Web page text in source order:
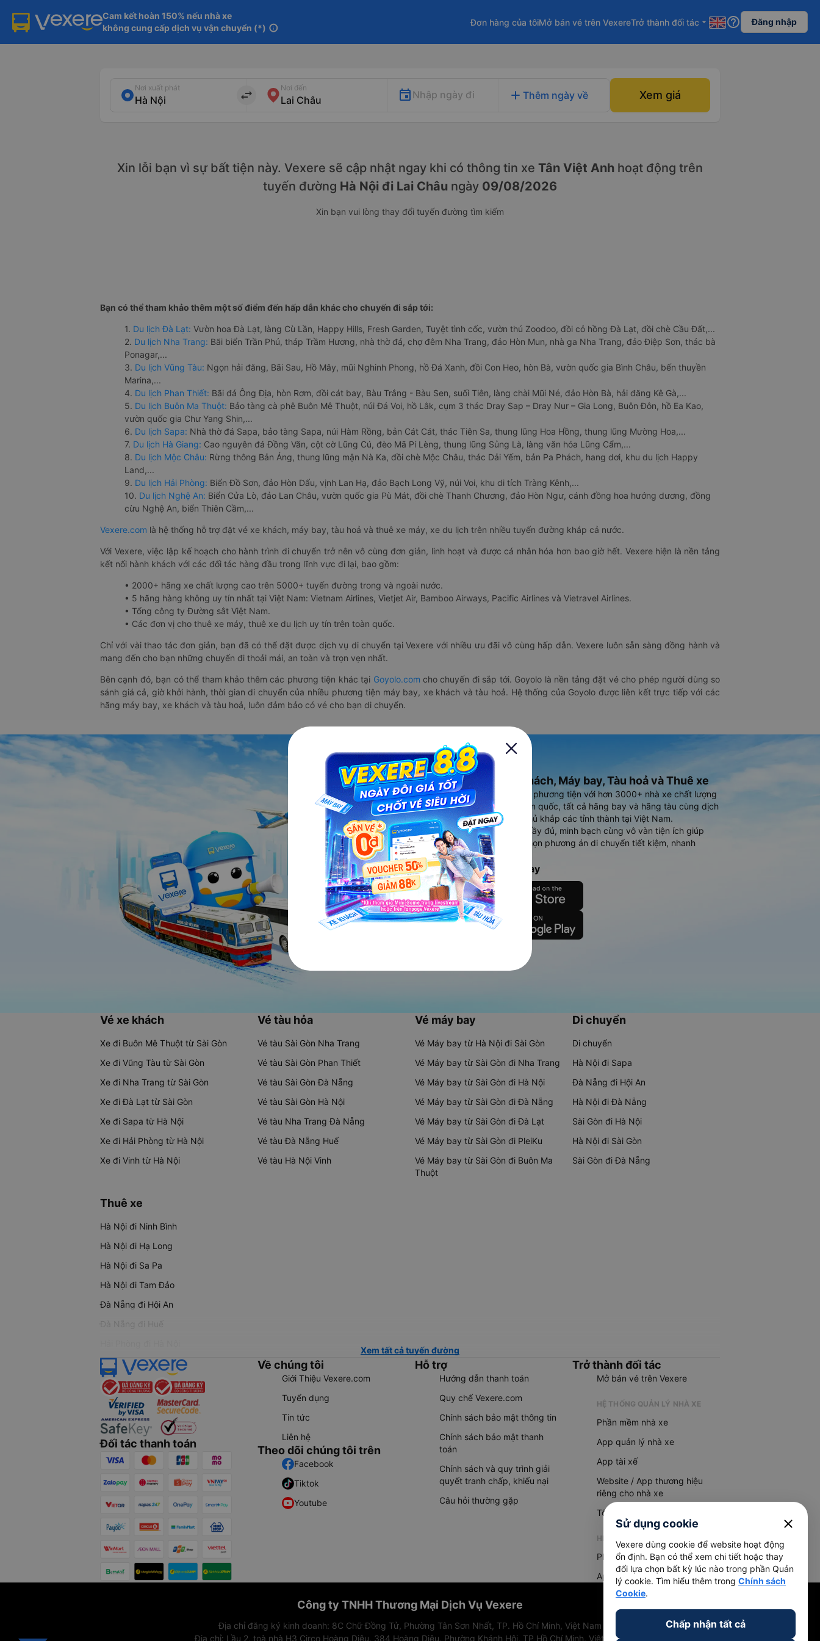
Cam kết hoàn 150% nếu nhà xe
không cung cấp dịch vụ vận chuyển (*) info
Đơn hàng của tôiMở bán vé trên VexereTrở thành đối tác arrow_drop_down help_outline Đăng nhập
Nơi xuất phát
import_export
Nơi đến
Nhập ngày đi add Thêm ngày về Xem giá
Xin lỗi bạn vì sự bất tiện này. Vexere sẽ cập nhật ngay khi có thông tin xe Tân Việt Anh hoạt động trên
tuyến đường Hà Nội đi Lai Châu ngày 09/08/2026
Xin bạn vui lòng thay đổi tuyến đường tìm kiếm
Bạn có thể tham khảo thêm một số điểm đến hấp dẫn khác cho chuyến đi sắp tới:
1. Du lịch Đà Lạt: Vườn hoa Đà Lạt, làng Cù Lần, Happy Hills, Fresh Garden, Tuyệt tình cốc, vườn thú Zoodoo, đồi cỏ hồng Đà Lạt, đồi chè Cầu Đất,...
2. Du lịch Nha Trang: Bãi biển Trần Phú, tháp Trầm Hương, nhà thờ đá, chợ đêm Nha Trang, đảo Hòn Mun, nhà ga Nha Trang, đảo Điệp Sơn, thác bà
Ponagar,...
3. Du lịch Vũng Tàu: Ngọn hải đăng, Bãi Sau, Hồ Mây, mũi Nghinh Phong, hồ Đá Xanh, đồi Con Heo, hòn Bà, vườn quốc gia Bình Châu, bến thuyền
Marina,...
4. Du lịch Phan Thiết: Bãi đá Ông Địa, hòn Rơm, đồi cát bay, Bàu Trắng - Bàu Sen, suối Tiên, làng chài Mũi Né, đảo Hòn Bà, hải đăng Kê Gà,...
5. Du lịch Buôn Ma Thuột: Bảo tàng cà phê Buôn Mê Thuột, núi Đá Voi, hồ Lắk, cụm 3 thác Dray Sap – Dray Nur – Gia Long, Buôn Đôn, hồ Ea Kao,
vườn quốc gia Chư Yang Shin,...
6. Du lịch Sapa: Nhà thờ đá Sapa, bảo tàng Sapa, núi Hàm Rồng, bản Cát Cát, thác Tiên Sa, thung lũng Hoa Hồng, thung lũng Mường Hoa,...
7. Du lịch Hà Giang: Cao nguyên đá Đồng Văn, cột cờ Lũng Cú, đèo Mã Pí Lèng, thung lũng Sủng Là, làng văn hóa Lũng Cẩm,...
8. Du lịch Mộc Châu: Rừng thông Bản Áng, thung lũng mận Nà Ka, đồi chè Mộc Châu, thác Dải Yếm, bản Pa Phách, hang dơi, khu du lịch Happy
Land,...
9. Du lịch Hải Phòng: Biển Đồ Sơn, đảo Hòn Dấu, vịnh Lan Hạ, đảo Bạch Long Vỹ, núi Voi, khu di tích Tràng Kênh,...
10. Du lịch Nghệ An: Biển Cửa Lò, đảo Lan Châu, vườn quốc gia Pù Mát, đồi chè Thanh Chương, đảo Hòn Ngư, cánh đồng hoa hướng dương, đồng
cừu Nghệ An, biển Thiên Cầm,...
Vexere.com là hệ thống hỗ trợ đặt vé xe khách, máy bay, tàu hoả và thuê xe máy, xe du lịch trên nhiều tuyến đường khắp cả nước.
Với Vexere, việc lập kế hoạch cho hành trình di chuyển trở nên vô cùng đơn giản, linh hoạt và được cá nhân hóa hơn bao giờ hết. Vexere hiện là nền tảng
kết nối hành khách với các đối tác hàng đầu trong lĩnh vực đi lại, bao gồm:
• 2000+ hãng xe chất lượng cao trên 5000+ tuyến đường trong và ngoài nước.
• 5 hãng hàng không uy tín nhất tại Việt Nam: Vietnam Airlines, Vietjet Air, Bamboo Airways, Pacific Airlines và Vietravel Airlines.
• Tổng công ty Đường sắt Việt Nam.
• Các đơn vị cho thuê xe máy, thuê xe du lịch uy tín trên toàn quốc.
Chỉ với vài thao tác đơn giản, bạn đã có thể đặt được dịch vụ di chuyển tại Vexere với nhiều ưu đãi vô cùng hấp dẫn. Vexere luôn sẵn sàng đồng hành và
mang đến cho bạn những chuyến đi thoải mái, an toàn và trọn vẹn nhất.
Bên cạnh đó, bạn có thể tham khảo thêm các phương tiện khác tại Goyolo.com cho chuyến đi sắp tới. Goyolo là nền tảng đặt vé cho phép người dùng so
sánh giá cả, giờ khởi hành, thời gian di chuyển của nhiều phương tiện máy bay, xe khách và tàu hoả. Hệ thống của Goyolo được liên kết trực tiếp với các
hãng máy bay, xe khách và tàu hoả, luôn đảm bảo có vé cho bạn di chuyển.
Ứng dụng đặt vé Xe khách, Máy bay, Tàu hoả và Thuê xe
Vexere - ứng dụng đặt vé đa phương tiện với hơn 3000+ nhà xe chất lượng
cao, 5000+ tuyến đường toàn quốc, tất cả hãng bay và hãng tàu cùng dịch
vụ thuê xe máy, xe du lịch phủ khắp các tỉnh thành tại Việt Nam.
Ứng dụng hiển thị thông tin đầy đủ, minh bạch cùng vô vàn tiện ích giúp
người dùng so sánh và lựa chọn phương án di chuyển tiết kiệm, nhanh
chóng và phù hợp nhất.
Tải ứng dụng Vexere ngay
Vé xe khách
Xe đi Buôn Mê Thuột từ Sài Gòn
Xe đi Vũng Tàu từ Sài Gòn
Xe đi Nha Trang từ Sài Gòn
Xe đi Đà Lạt từ Sài Gòn
Xe đi Sapa từ Hà Nội
Xe đi Hải Phòng từ Hà Nội
Xe đi Vinh từ Hà Nội
Vé tàu hỏa
Vé tàu Sài Gòn Nha Trang
Vé tàu Sài Gòn Phan Thiết
Vé tàu Sài Gòn Đà Nẵng
Vé tàu Sài Gòn Hà Nội
Vé tàu Nha Trang Đà Nẵng
Vé tàu Đà Nẵng Huế
Vé tàu Hà Nội Vinh
Vé máy bay
Vé Máy bay từ Hà Nội đi Sài Gòn
Vé Máy bay từ Sài Gòn đi Nha Trang
Vé Máy bay từ Sài Gòn đi Hà Nội
Vé Máy bay từ Sài Gòn đi Đà Nẵng
Vé Máy bay từ Sài Gòn đi Đà Lạt
Vé Máy bay từ Sài Gòn đi PleiKu
Vé Máy bay từ Sài Gòn đi Buôn Ma
Thuột
Di chuyển
Di chuyển
Hà Nội đi Sapa
Đà Nẵng đi Hội An
Hà Nội đi Đà Nẵng
Sài Gòn đi Hà Nội
Hà Nội đi Sài Gòn
Sài Gòn đi Đà Nẵng
Thuê xe
Hà Nội đi Ninh Bình
Hà Nội đi Hạ Long
Hà Nội đi Sa Pa
Hà Nội đi Tam Đảo
Đà Nẵng đi Hội An
Đà Nẵng đi Huế
Xem tất cả tuyến đường
Đối tác thanh toán
Về chúng tôi
Giới Thiệu Vexere.com
Tuyển dụng
Tin tức
Liên hệ
Theo dõi chúng tôi trên
Facebook
Tiktok
Youtube
Hỗ trợ
Hướng dẫn thanh toán
Quy chế Vexere.com
Chính sách bảo mật thông tin
Chính sách bảo mật thanh
toán
Chính sách và quy trình giải
quyết tranh chấp, khiếu nại
Câu hỏi thường gặp
Trở thành đối tác
Mở bán vé trên Vexere
HỆ THỐNG QUẢN LÝ NHÀ XE
Phần mềm nhà xe
App quản lý nhà xe
App tài xế
Website / App thương hiệu
riêng cho nhà xe
Tổng đài AI
HỆ THỐNG QUẢN LÝ HÀNG HOÁ
Phần mềm quản lý hàng hoá
App quản lý hàng hoá
Công ty TNHH Thương Mại Dịch Vụ Vexere
Địa chỉ đăng ký kinh doanh: 8C Chữ Đồng Tử, Phường Tân Sơn Nhất, TP. Hồ Chí Minh, Việt Nam
Địa chỉ: Lầu 2, toà nhà H3 Circo Hoàng Diệu, 384 Hoàng Diệu, Phường Khánh Hội, TP Hồ Chí Minh, Việt Nam
Sử dụng cookie close
Vexere dùng cookie để website hoạt động
ổn định. Bạn có thể xem chi tiết hoặc thay
đổi lựa chọn bất kỳ lúc nào trong phần Quản
lý cookie. Tìm hiểu thêm trong Chính sách
Cookie.
Chấp nhận tất cả